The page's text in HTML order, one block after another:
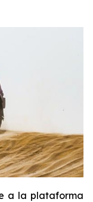
a la plataforma